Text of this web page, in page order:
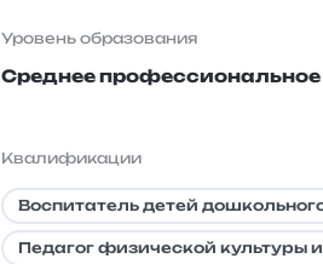
Уровень образования
Среднее
Квалификации
Воспитатель детей
Педагог физической культуры